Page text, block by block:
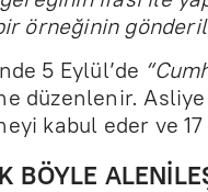
örneğinin
5 Eylül’de
düzenlenir. Asliye
kabul eder ve
BÖYLE